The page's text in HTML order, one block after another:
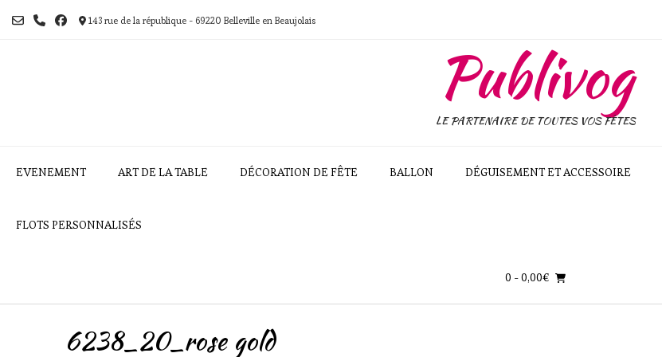
143 rue de la république - 69220 Belleville en Beaujolais
Publivog
LE PARTENAIRE DE TOUTES VOS FÊTES
EVENEMENT ART DE LA TABLE DÉCORATION DE FÊTE BALLON DÉGUISEMENT ET ACCESSOIRE
FLOTS PERSONNALISÉS
0 - 0,00€
6238_20_rose gold